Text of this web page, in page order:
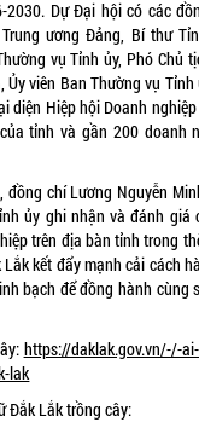
Nâng cao đời
mô hình thiết
mắc, đẩy
trọng điểm
Yên
gắn với bảo
hoạch tỉnh
tầm nhìn
ngày đêm
đường bộ
trưởng
Quý
2030. Dự Đại hội có các
ương Đảng, Bí thư
vụ Tỉnh ủy, Phó Chủ
viên Ban Thường vụ Tỉnh
diện Hiệp hội Doanh
tỉnh và gần 200 doanh
chí Lương Nguyễn
ủy ghi nhận và đánh giá
trên địa bàn tỉnh trong
kết đẩy mạnh cải cách
bạch để đồng hành cùng
https://daklak.gov.vn/-/-
lak
Đắk Lắk trồng cây: